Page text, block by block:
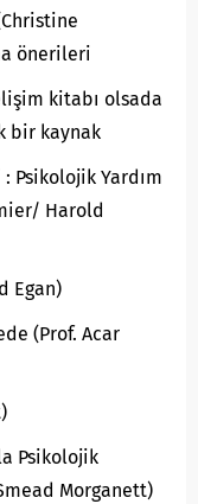
önerileri
kitabı olsada
bir kaynak
Psikolojik Yardım
Harold
Egan)
(Prof. Acar
Psikolojik
Morganett)